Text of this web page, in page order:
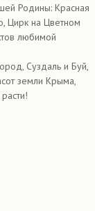
Родины: Красная
Цирк на Цветном
любимой
Суздаль и Буй,
земли Крыма,